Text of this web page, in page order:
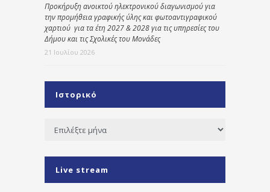
Προκήρυξη ανοικτού ηλεκτρονικού διαγωνισμού για
την προμήθεια γραφικής ύλης και φωτοαντιγραφικού
χαρτιού για τα έτη 2027 & 2028 για τις υπηρεσίες του
Δήμου και τις Σχολικές του Μονάδες
21 Ιουλίου 2026
Ιστορικό
Ιστορικό
Live stream